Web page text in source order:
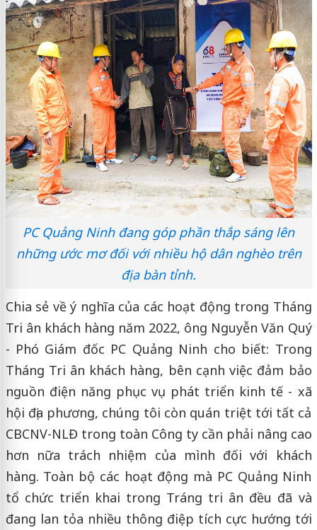
PC Quảng Ninh đang góp phần thắp sáng lên
những ước mơ đối với nhiều hộ dân nghèo trên
địa bàn tỉnh.
Chia sẻ về ý nghĩa của các hoạt động trong Tháng
Tri ân khách hàng năm 2022, ông Nguyễn Văn Quý
- Phó Giám đốc PC Quảng Ninh cho biết: Trong
Tháng Tri ân khách hàng, bên cạnh việc đảm bảo
nguồn điện năng phục vụ phát triển kinh tế - xã
hội địa phương, chúng tôi còn quán triệt tới tất cả
CBCNV-NLĐ trong toàn Công ty cần phải nâng cao
hơn nữa trách nhiệm của mình đối với khách
hàng. Toàn bộ các hoạt động mà PC Quảng Ninh
tổ chức triển khai trong Tráng tri ân đều đã và
đang lan tỏa nhiều thông điệp tích cực hướng tới